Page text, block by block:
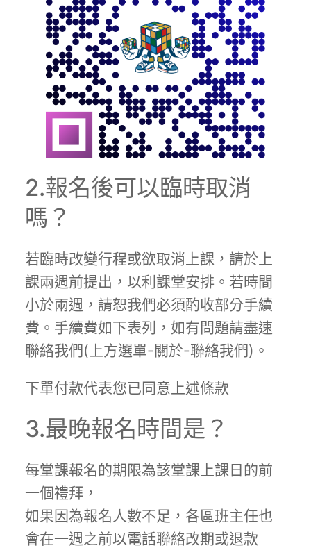
2.報名後可以臨時取消
嗎？
若臨時改變行程或欲取消上課，請於上
課兩週前提出，以利課堂安排。若時間
小於兩週，請恕我們必須酌收部分手續
費。手續費如下表列，如有問題請盡速
聯絡我們(上方選單-關於-聯絡我們)。
下單付款代表您已同意上述條款
3.最晚報名時間是？
每堂課報名的期限為該堂課上課日的前
一個禮拜，
如果因為報名人數不足，各區班主任也
會在一週之前以電話聯絡改期或退款